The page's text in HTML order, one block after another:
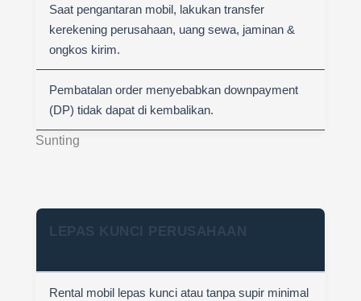
Sunting
Saat pengantaran mobil, lakukan transfer
kerekening perusahaan, uang sewa, jaminan &
ongkos kirim.
Pembatalan order menyebabkan downpayment
(DP) tidak dapat di kembalikan.
LEPAS KUNCI PERUSAHAAN
Rental mobil lepas kunci atau tanpa supir minimal